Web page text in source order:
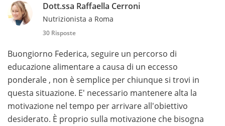
Dott.ssa Raffaella Cerroni
Nutrizionista a Roma
30 Risposte
Buongiorno Federica, seguire un percorso di
educazione alimentare a causa di un eccesso
ponderale , non è semplice per chiunque si trovi in
questa situazione. E' necessario mantenere alta la
motivazione nel tempo per arrivare all'obiettivo
desiderato. È proprio sulla motivazione che bisogna